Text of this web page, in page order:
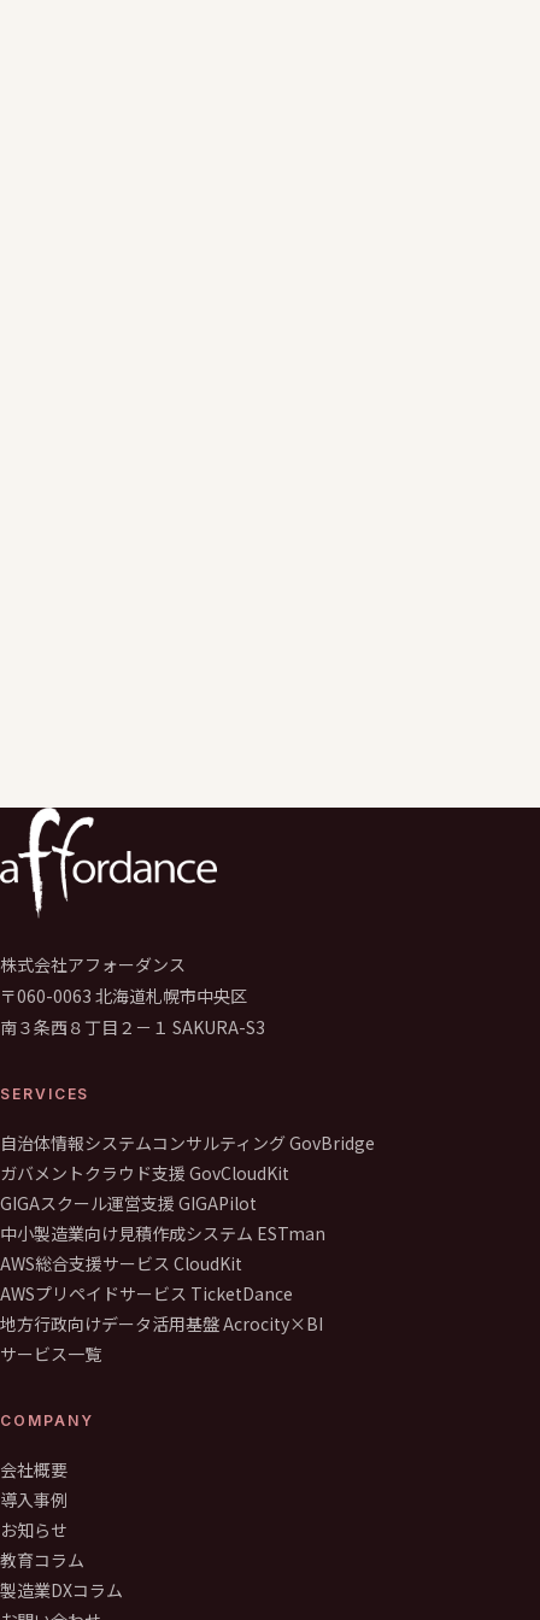
株式会社アフォーダンス
〒060-0063 北海道札幌市中央区
南３条西８丁目２－１ SAKURA-S3
SERVICES
自治体情報システムコンサルティング GovBridge
ガバメントクラウド支援 GovCloudKit
GIGAスクール運営支援 GIGAPilot
中小製造業向け見積作成システム ESTman
AWS総合支援サービス CloudKit
AWSプリペイドサービス TicketDance
地方行政向けデータ活用基盤 Acrocity×BI
サービス一覧
COMPANY
会社概要
導入事例
お知らせ
教育コラム
製造業DXコラム